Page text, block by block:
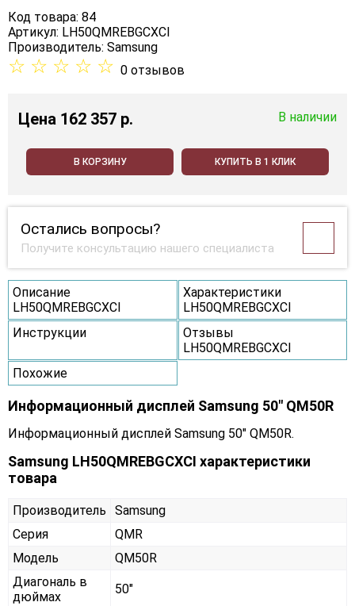
Код товара: 84
Артикул: LH50QMREBGCXCI
Производитель: Samsung
☆ ☆ ☆ ☆ ☆ 0 отзывов
Цена 162 357 p. В наличии
В КОРЗИНУ КУПИТЬ В 1 КЛИК
Остались вопросы?
Получите консультацию нашего специалиста
Описание
LH50QMREBGCXCI
Характеристики
LH50QMREBGCXCI
Инструкции
Отзывы
LH50QMREBGCXCI
Похожие
Информационный дисплей Samsung 50" QM50R
Информационный дисплей Samsung 50" QM50R.
Samsung LH50QMREBGCXCI характеристики
товара
Производитель
Samsung
Серия
QMR
Модель
QM50R
Диагональ в
дюймах
50"